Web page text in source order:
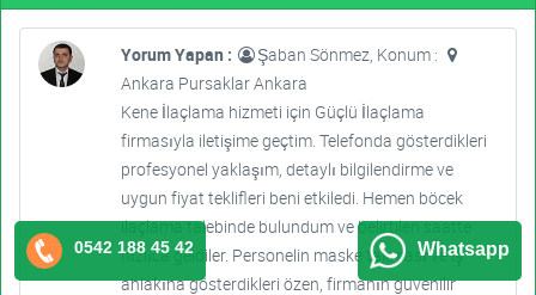
Yorum Yapan :
Şaban Sönmez, Konum :
Ankara Pursaklar Ankara
Kene İlaçlama hizmeti için Güçlü İlaçlama
firmasıyla iletişime geçtim. Telefonda gösterdikleri
profesyonel yaklaşım, detaylı bilgilendirme ve
uygun fiyat teklifleri beni etkiledi. Hemen böcek
ilaçlama talebinde bulundum ve belirtilen saatte
hızlıca geldiler. Personelin maske takması ve iş
ahlakına gösterdikleri özen, firmanın güvenilir
0542 188 45 42 Whatsapp